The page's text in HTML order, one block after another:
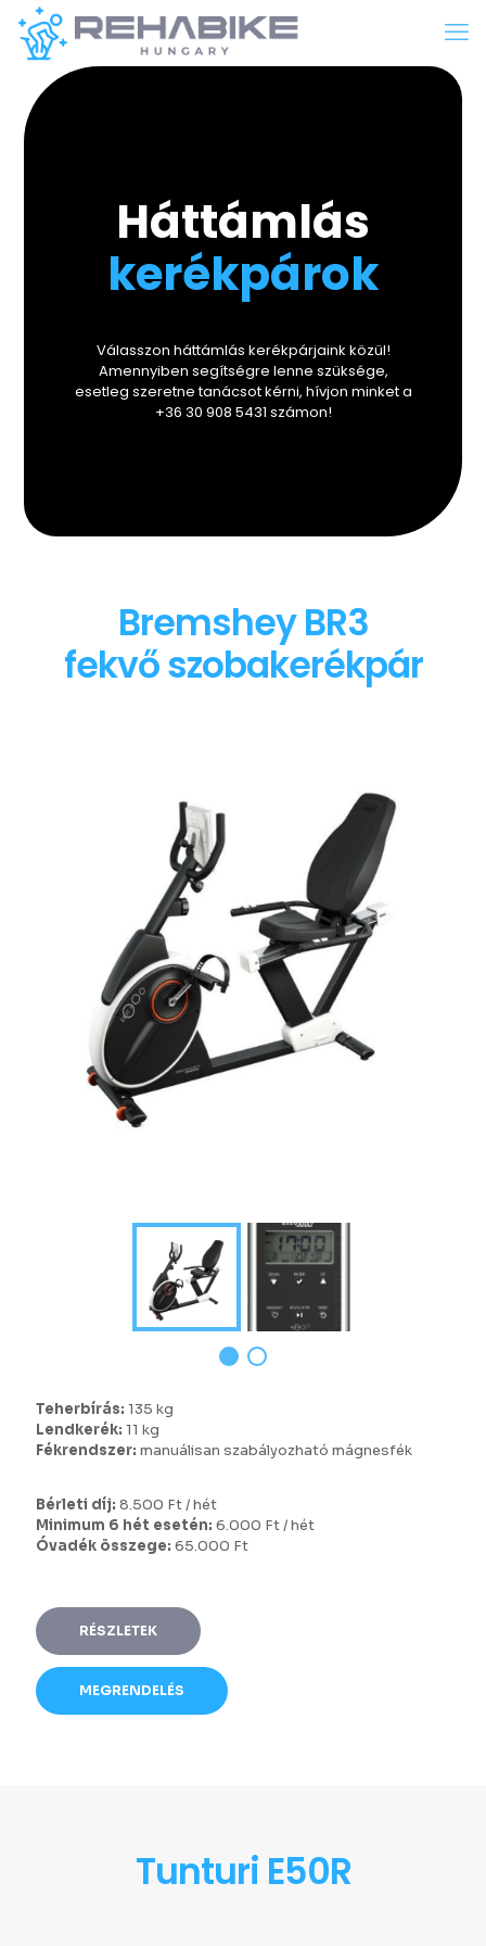
Háttámlás
kerékpárok
Válasszon háttámlás kerékpárjaink közül!
Amennyiben segítségre lenne szüksége,
esetleg szeretne tanácsot kérni, hívjon minket a
+36 30 908 5431 számon!
Bremshey BR3
fekvő szobakerékpár
Teherbírás: 135 kg
Lendkerék: 11 kg
Fékrendszer: manuálisan szabályozható mágnesfék
Bérleti díj: 8.500 Ft / hét
Minimum 6 hét esetén: 6.000 Ft / hét
Óvadék összege: 65.000 Ft
RÉSZLETEK
MEGRENDELÉS
Tunturi E50R